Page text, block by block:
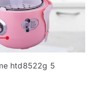
htd8522g 5